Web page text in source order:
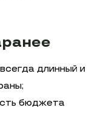
длинный и
бюджета